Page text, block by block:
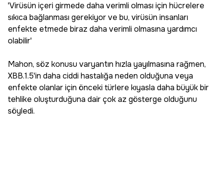
'Virüsün içeri girmede daha verimli olması için hücrelere
sıkıca bağlanması gerekiyor ve bu, virüsün insanları
enfekte etmede biraz daha verimli olmasına yardımcı
olabilir'
Mahon, söz konusu varyantın hızla yayılmasına rağmen,
XBB.1.5'in daha ciddi hastalığa neden olduğuna veya
enfekte olanlar için önceki türlere kıyasla daha büyük bir
tehlike oluşturduğuna dair çok az gösterge olduğunu
söyledi.